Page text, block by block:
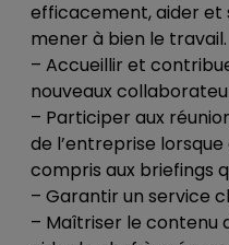
efficacement, aider et
mener à bien le travail.
– Accueillir et
nouveaux
– Participer aux
de l’entreprise
compris aux briefings
– Garantir un service
– Maîtriser le contenu